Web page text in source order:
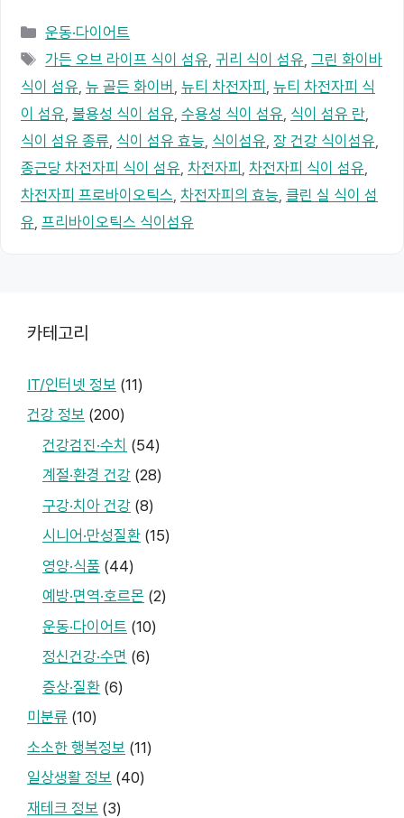
카
테
리
운동·다이어트
태
그
가든 오브 라이프 식이 섬유 귀리 식이 섬유 ,그린 화이바
식이 섬유 뉴 골든 화이버 뉴티 차전자피 뉴티 차전자피 식
이 섬유 불용성 식이 섬유 수용성 식이 섬유 식이 섬유 란
식이 섬유 종류 식이 섬유 효능 식이섬유 장 건강 식이섬유
종근당 차전자피 식이 섬유 차전자피 차전자피 식이 섬유
차전자피 프로바이오틱스 차전자피의 효능 클린 실 식이 섬
유 프리바이오틱스 식이섬유
카테고리
IT/인터넷 정보 (11)
건강 정보 (200)
건강검진·수치 (54)
계절·환경 건강 (28)
구강·치아 건강 (8)
시니어·만성질환 (15)
영양·식품 (44)
예방·면역·호르몬 (2)
운동·다이어트 (10)
정신건강·수면 (6)
증상·질환 (6)
미분류 (10)
소소한 행복정보 (11)
일상생활 정보 (40)
재테크 정보 (3)